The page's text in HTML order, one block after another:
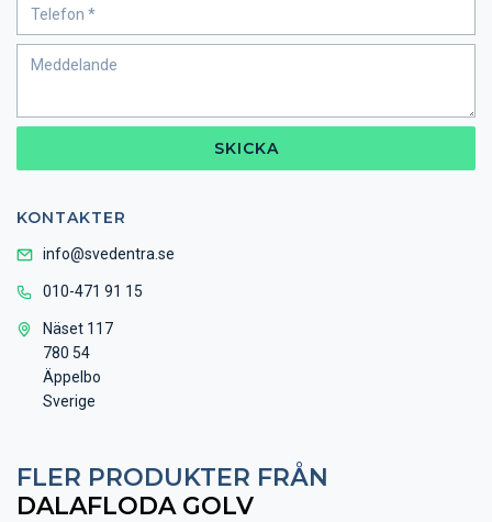
SKICKA
KONTAKTER
info@svedentra.se
010-471 91 15
Näset 117
780 54
Äppelbo
Sverige
FLER PRODUKTER FRÅN
DALAFLODA GOLV